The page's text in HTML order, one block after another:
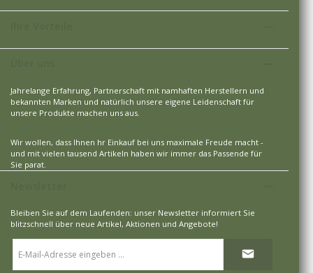
Jahrelange Erfahrung, Partnerschaft mit namhaften Herstellern und
bekannten Marken und natürlich unsere eigene Leidenschaft für
unsere Produkte machen uns aus.
Wir wollen, dass Ihnen hr Einkauf bei uns maximale Freude macht -
und mit vielen tausend Artikeln haben wir immer das Passende für
Sie parat.
Bleiben Sie auf dem Laufenden: unser Newsletter informiert Sie
blitzschnell über neue Artikel, Aktionen und Angebote!
Mail-